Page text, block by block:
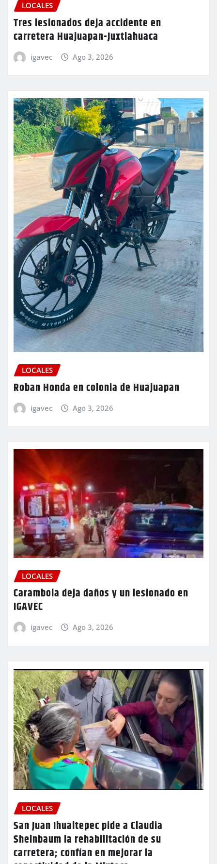
LOCALES
Tres lesionados deja accidente en
carretera Huajuapan-Juxtlahuaca
igavec Ago 3, 2026
LOCALES
Roban Honda en colonia de Huajuapan
igavec Ago 3, 2026
LOCALES
Carambola deja daños y un lesionado en
IGAVEC
igavec Ago 3, 2026
LOCALES
San Juan Ihualtepec pide a Claudia
Sheinbaum la rehabilitación de su
carretera; confían en mejorar la